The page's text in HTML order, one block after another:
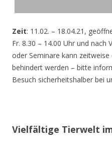
Zeit: 11.02. – 18.04.21,
Fr. 8.30 – 14.00 Uhr und nach
oder Seminare kann
behindert werden – bitte
Besuch sicherheitshalber bei
Vielfältige Tierwelt